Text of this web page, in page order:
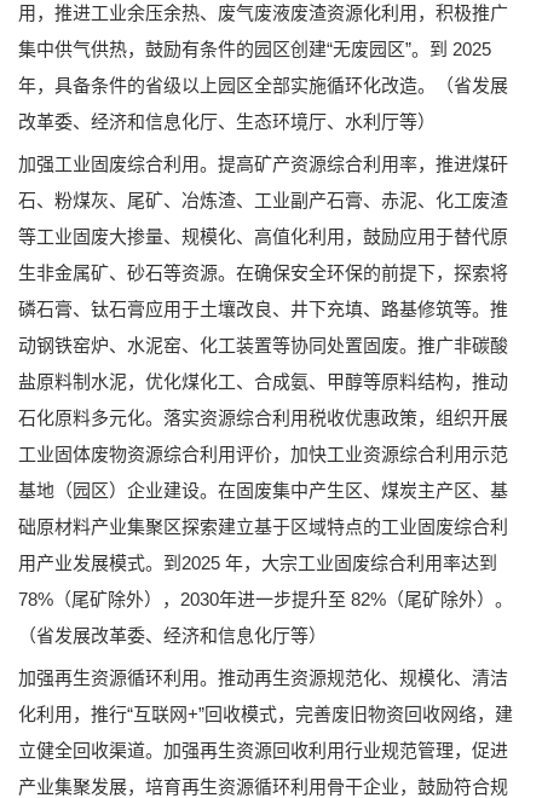
用，推进工业余压余热、废气废液废渣资源化利用，积极推广
集中供气供热，鼓励有条件的园区创建“无废园区”。到 2025
年，具备条件的省级以上园区全部实施循环化改造。（省发展
改革委、经济和信息化厅、生态环境厅、水利厅等）
加强工业固废综合利用。提高矿产资源综合利用率，推进煤矸
石、粉煤灰、尾矿、冶炼渣、工业副产石膏、赤泥、化工废渣
等工业固废大掺量、规模化、高值化利用，鼓励应用于替代原
生非金属矿、砂石等资源。在确保安全环保的前提下，探索将
磷石膏、钛石膏应用于土壤改良、井下充填、路基修筑等。推
动钢铁窑炉、水泥窑、化工装置等协同处置固废。推广非碳酸
盐原料制水泥，优化煤化工、合成氨、甲醇等原料结构，推动
石化原料多元化。落实资源综合利用税收优惠政策，组织开展
工业固体废物资源综合利用评价，加快工业资源综合利用示范
基地（园区）企业建设。在固废集中产生区、煤炭主产区、基
础原材料产业集聚区探索建立基于区域特点的工业固废综合利
用产业发展模式。到2025 年，大宗工业固废综合利用率达到
78%（尾矿除外），2030年进一步提升至 82%（尾矿除外）。
（省发展改革委、经济和信息化厅等）
加强再生资源循环利用。推动再生资源规范化、规模化、清洁
化利用，推行“互联网+”回收模式，完善废旧物资回收网络，建
立健全回收渠道。加强再生资源回收利用行业规范管理，促进
产业集聚发展，培育再生资源循环利用骨干企业，鼓励符合规